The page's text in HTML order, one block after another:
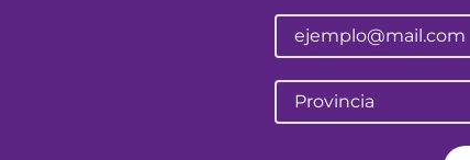
Provincia